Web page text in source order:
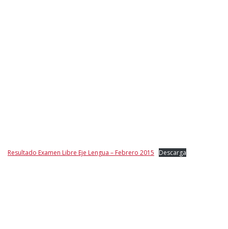
Resultado Examen Libre Eje Lengua – Febrero 2015 Descarga